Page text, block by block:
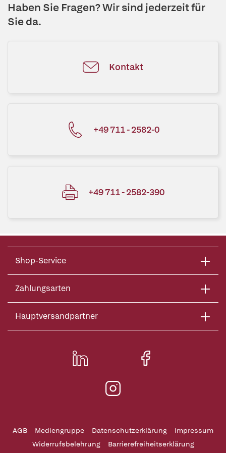
Haben Sie Fragen? Wir sind jederzeit für
Sie da.
Kontakt
+49 711 - 2582-0
+49 711 - 2582-390
Shop-Service
Zahlungsarten
Hauptversandpartner
AGB Mediengruppe Datenschutzerklärung
Impressum
Widerrufsbelehrung
Barrierefreiheitserklärung